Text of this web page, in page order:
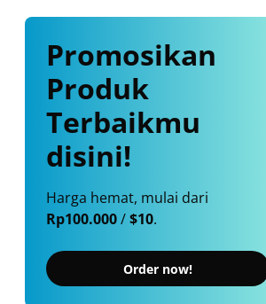
Promosikan
Produk
Terbaikmu
disini!
Harga hemat, mulai dari
Rp100.000/$10.
Order now!